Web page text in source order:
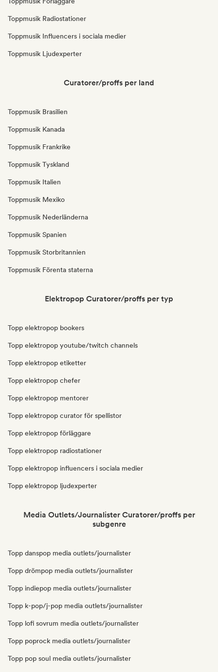
Toppmusik Radiostationer
Toppmusik Influencers i sociala medier
Toppmusik Ljudexperter
Curatorer/proffs per land
Toppmusik Brasilien
Toppmusik Kanada
Toppmusik Frankrike
Toppmusik Tyskland
Toppmusik Italien
Toppmusik Mexiko
Toppmusik Nederländerna
Toppmusik Spanien
Toppmusik Storbritannien
Toppmusik Förenta staterna
Elektropop Curatorer/proffs per typ
Topp elektropop bookers
Topp elektropop youtube/twitch channels
Topp elektropop etiketter
Topp elektropop chefer
Topp elektropop mentorer
Topp elektropop curator för spellistor
Topp elektropop förläggare
Topp elektropop radiostationer
Topp elektropop influencers i sociala medier
Topp elektropop ljudexperter
Media Outlets/Journalister Curatorer/proffs per
subgenre
Topp danspop media outlets/journalister
Topp drömpop media outlets/journalister
Topp indiepop media outlets/journalister
Topp k-pop/j-pop media outlets/journalister
Topp lofi sovrum media outlets/journalister
Topp poprock media outlets/journalister
Topp pop soul media outlets/journalister